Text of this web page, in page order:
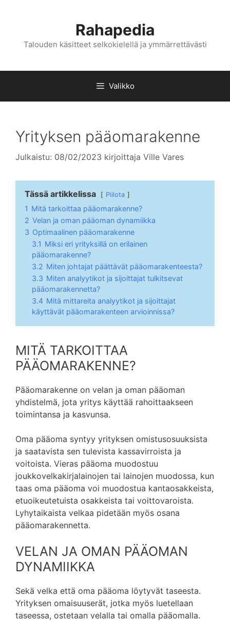
Rahapedia
Talouden käsitteet selkokielellä ja ymmärrettävästi
Valikko
Yrityksen pääomarakenne
Julkaistu: 08/02/2023 kirjoittaja Ville Vares
Tässä artikkelissa Piilota
1 Mitä tarkoittaa pääomarakenne?
2 Velan ja oman pääoman dynamiikka
3 Optimaalinen pääomarakenne
3.1 Miksi eri yrityksillä on erilainen
pääomarakenne?
3.2 Miten johtajat päättävät pääomarakenteesta?
3.3 Miten analyytikot ja sijoittajat tulkitsevat
pääomarakennetta?
3.4 Mitä mittareita analyytikot ja sijoittajat
käyttävät pääomarakenteen arvioinnissa?
MITÄ TARKOITTAA
PÄÄOMARAKENNE?
Pääomarakenne on velan ja oman pääoman
yhdistelmä, jota yritys käyttää rahoittaakseen
toimintansa ja kasvunsa.
Oma pääoma syntyy yrityksen omistusosuuksista
ja saatavista sen tulevista kassavirroista ja
voitoista. Vieras pääoma muodostuu
joukkovelkakirjalainojen tai lainojen muodossa, kun
taas oma pääoma voi muodostua kantaosakkeista,
etuoikeutetuista osakkeista tai voittovaroista.
Lyhytaikaista velkaa pidetään myös osana
pääomarakennetta.
VELAN JA OMAN PÄÄOMAN
DYNAMIIKKA
Sekä velka että oma pääoma löytyvät taseesta.
Yrityksen omaisuuserät, jotka myös luetellaan
taseessa, ostetaan velalla tai omalla pääomalla.